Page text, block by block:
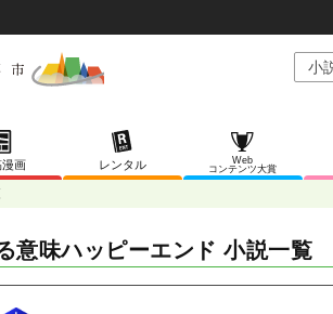
画 レンタル
Web
コンテンツ大賞
意味ハッピーエンド 小説一覧